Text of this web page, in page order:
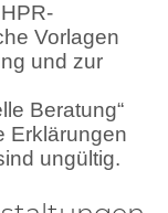
Vorlagen
und zur
Beratung“
Erklärungen
ungültig.